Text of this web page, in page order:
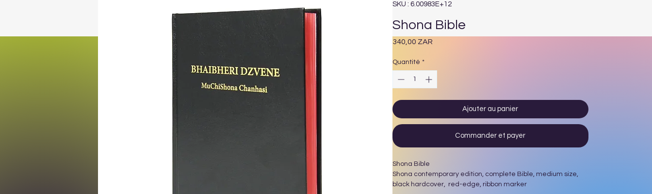
SKU : 6.00983E+12
Shona Bible
340,00 ZARPrix
Quantité *
Ajouter au panier
Commander et payer
Shona Bible
Shona contemporary edition, complete Bible, medium size,
black hardcover, red-edge, ribbon marker